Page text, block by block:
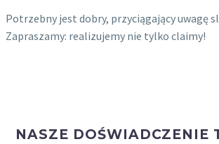
Potrzebny jest dobry, przyciągający uwagę
Zapraszamy: realizujemy nie tylko claimy!
NASZE DOŚWIADCZENIE